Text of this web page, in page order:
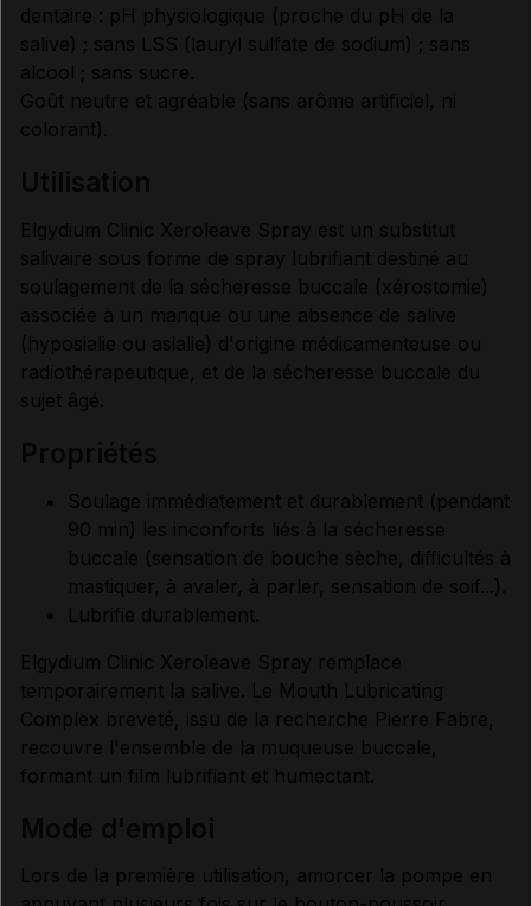
RENSEIGNEMENTS ADMINISTRATIFS
Données administratives
dentaire : pH physiologique (proche du pH de la
salive) ; sans LSS (lauryl sulfate de sodium) ; sans
alcool ; sans sucre.
Goût neutre et agréable (sans arôme artificiel, ni
colorant).
Elgydium Clinic Xeroleave Spray est un substitut
salivaire sous forme de spray lubrifiant destiné au
soulagement de la sécheresse buccale (xérostomie)
associée à un manque ou une absence de salive
(hyposialie ou asialie) d'origine médicamenteuse ou
radiothérapeutique, et de la sécheresse buccale du
sujet âgé.
Soulage immédiatement et durablement (pendant
90 min) les inconforts liés à la sécheresse
buccale (sensation de bouche sèche, difficultés à
mastiquer, à avaler, à parler, sensation de soif...).
Lubrifie durablement.
Elgydium Clinic Xeroleave Spray remplace
temporairement la salive. Le Mouth Lubricating
Complex breveté, issu de la recherche Pierre Fabre,
recouvre l'ensemble de la muqueuse buccale,
formant un film lubrifiant et humectant.
Lors de la première utilisation, amorcer la pompe en